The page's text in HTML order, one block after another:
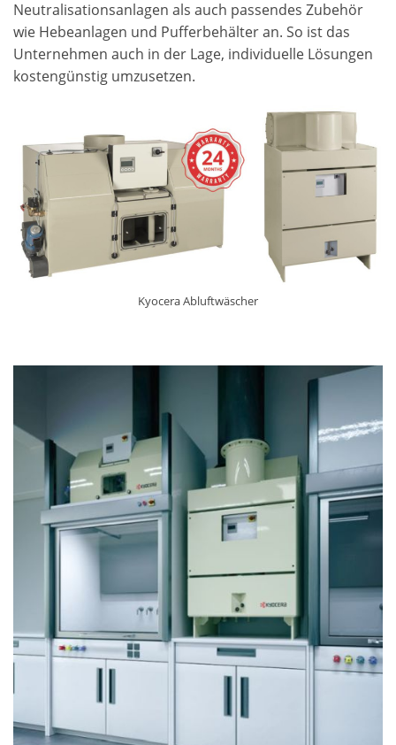
Neutralisationsanlagen als auch passendes Zubehör
wie Hebeanlagen und Pufferbehälter an. So ist das
Unternehmen auch in der Lage, individuelle Lösungen
kostengünstig umzusetzen.
Kyocera Abluftwäscher